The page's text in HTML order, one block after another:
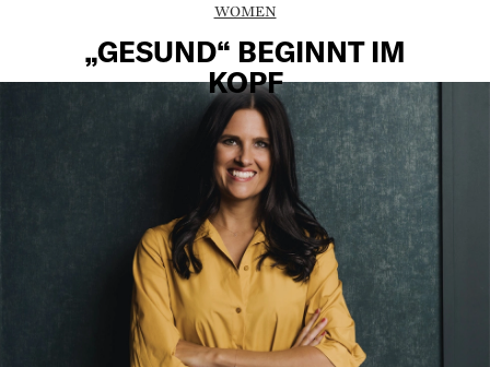
WOMEN
„GESUND“ BEGINNT IM
KOPF